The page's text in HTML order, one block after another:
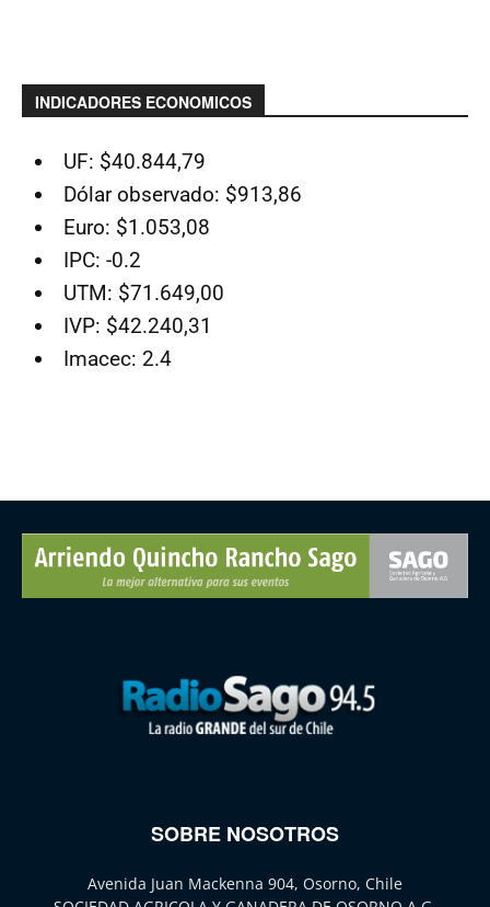
INDICADORES ECONOMICOS
UF: $40.844,79
Dólar observado: $913,86
Euro: $1.053,08
IPC: -0.2
UTM: $71.649,00
IVP: $42.240,31
Imacec: 2.4
SOBRE NOSOTROS
Avenida Juan Mackenna 904, Osorno, Chile